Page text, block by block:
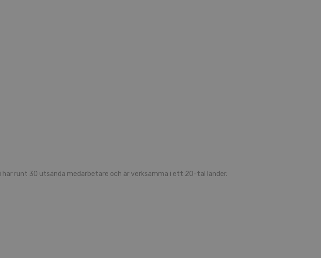
runt 30 utsända medarbetare och är verksamma i ett 20-tal länder.